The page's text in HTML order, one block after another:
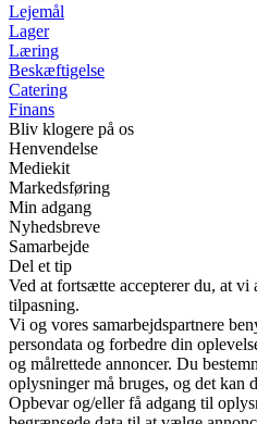
Lejemål
Lager
Læring
Beskæftigelse
Catering
Finans
Bliv klogere på os
Henvendelse
Mediekit
Markedsføring
Min adgang
Nyhedsbreve
Samarbejde
Del et tip
Ved at fortsætte accepterer du, at
tilpasning.
Vi og vores samarbejdspartnere
persondata og forbedre din
og målrettede annoncer. Du
oplysninger må bruges, og det kan
Opbevar og/eller få adgang til